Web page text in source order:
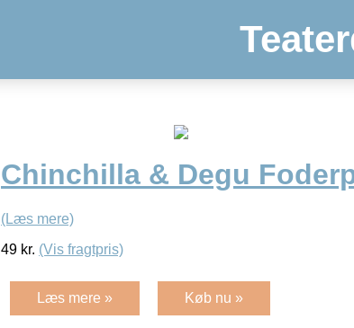
Chinchilla & Degu
(Læs mere)
49 kr. (Vis fragtpris)
Læs mere » Køb nu »